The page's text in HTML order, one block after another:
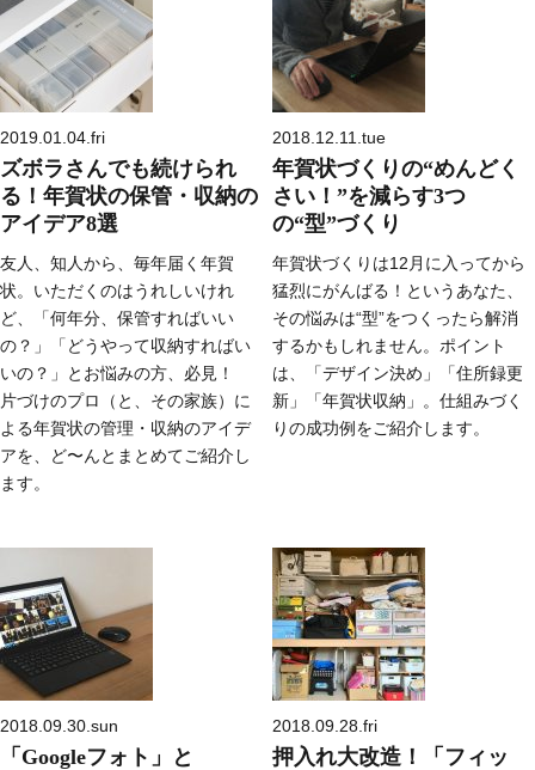
2019.01.04.fri
ズボラさんでも続けられ
る！年賀状の保管・収納の
アイデア8選
友人、知人から、毎年届く年賀
状。いただくのはうれしいけれ
ど、「何年分、保管すればいい
の？」「どうやって収納すればい
いの？」とお悩みの方、必見！
片づけのプロ（と、その家族）に
よる年賀状の管理・収納のアイデ
アを、ど〜んとまとめてご紹介し
ます。
2018.12.11.tue
年賀状づくりの“めんどく
さい！”を減らす3つ
の“型”づくり
年賀状づくりは12月に入ってから
猛烈にがんばる！というあなた、
その悩みは“型”をつくったら解消
するかもしれません。ポイント
は、「デザイン決め」「住所録更
新」「年賀状収納」。仕組みづく
りの成功例をご紹介します。
2018.09.30.sun
「Googleフォト」と
2018.09.28.fri
押入れ大改造！「フィッ